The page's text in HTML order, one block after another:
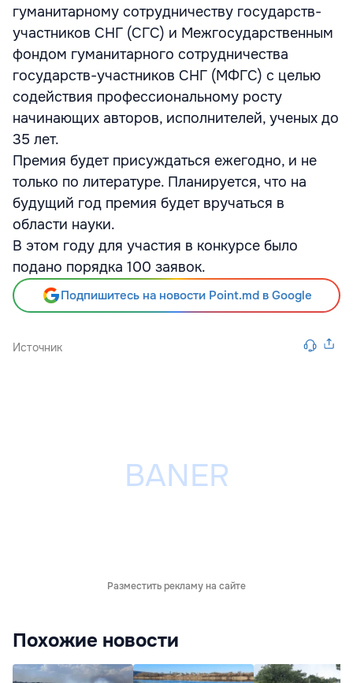
гуманитарному сотрудничеству государств-
участников СНГ (СГС) и Межгосударственным
фондом гуманитарного сотрудничества
государств-участников СНГ (МФГС) с целью
содействия профессиональному росту
начинающих авторов, исполнителей, ученых до
35 лет.
Премия будет присуждаться ежегодно, и не
только по литературе. Планируется, что на
будущий год премия будет вручаться в
области науки.
В этом году для участия в конкурсе было
подано порядка 100 заявок.
Подпишитесь на новости Point.md в Google
Источник
Разместить рекламу на сайте
Похожие новости